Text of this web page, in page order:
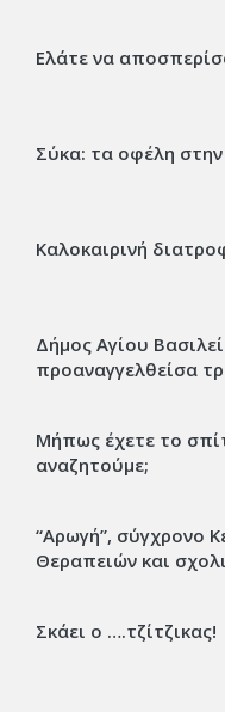
Ελάτε να
Σύκα: τα οφέλη στην
Καλοκαιρινή
Δήμος Αγίου
προαναγγελθείσα
Μήπως έχετε το
αναζητούμε;
“Αρωγή”, σύγχρονο
Θεραπειών και
Σκάει ο ….τζίτζικας!